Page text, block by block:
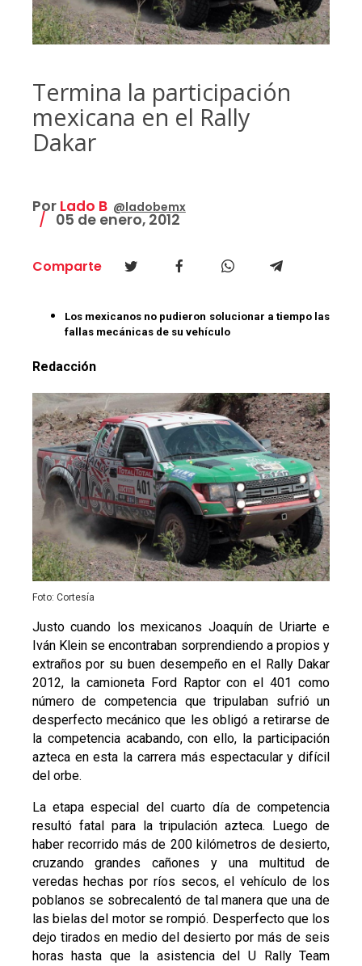
Termina la participación
mexicana en el Rally
Dakar
Por Lado B @ladobemx
05 de enero, 2012
Comparte
Los mexicanos no pudieron solucionar a tiempo las
fallas mecánicas de su vehículo
Redacción
Foto: Cortesía
Justo cuando los mexicanos Joaquín de Uriarte e
Iván Klein se encontraban sorprendiendo a propios y
extraños por su buen desempeño en el Rally Dakar
2012, la camioneta Ford Raptor con el 401 como
número de competencia que tripulaban sufrió un
desperfecto mecánico que les obligó a retirarse de
la competencia acabando, con ello, la participación
azteca en esta la carrera más espectacular y difícil
del orbe.
La etapa especial del cuarto día de competencia
resultó fatal para la tripulación azteca. Luego de
haber recorrido más de 200 kilómetros de desierto,
cruzando grandes cañones y una multitud de
veredas hechas por ríos secos, el vehículo de los
poblanos se sobrecalentó de tal manera que una de
las bielas del motor se rompió. Desperfecto que los
dejo tirados en medio del desierto por más de seis
horas hasta que la asistencia del U Rally Team